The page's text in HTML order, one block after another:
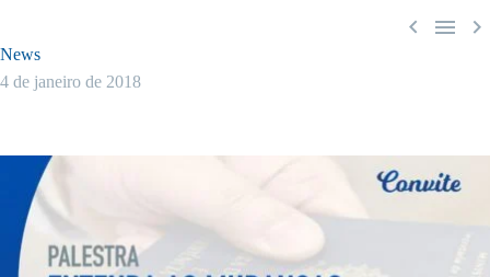
  
News
4 de janeiro de 2018